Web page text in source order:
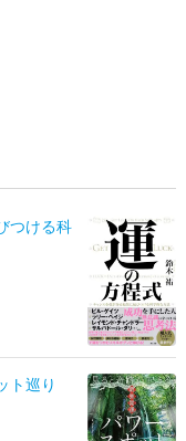
つける科
ト巡り